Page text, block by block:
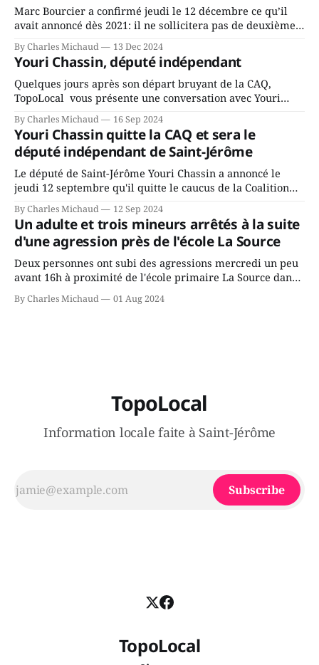
Marc Bourcier a confirmé jeudi le 12 décembre ce qu’il
avait annoncé dès 2021: il ne sollicitera pas de deuxième
mandat à titre de maire de Saint-Jérôme. Bourcier en a
fait l’annonce en s’adressant aux employés de la ville,
rassemblés en soirée pour leur traditionnel souper
By Charles Michaud 13 Dec 2024
Youri Chassin, député indépendant
Quelques jours après son départ bruyant de la CAQ,
TopoLocal vous présente une conversation avec Youri
Chassin. Nous avons causé de sa décision. Y songeait-il
depuis longtemps? Sera-t-il candidat indépendant dans 2
ans? Joindrait-il un autre parti, par exemple les
conservateurs d’Éric Duhaime? Que lui
By Charles Michaud 16 Sep 2024
Youri Chassin quitte la CAQ et sera le
député indépendant de Saint-Jérôme
Le député de Saint-Jérôme Youri Chassin a annoncé le
jeudi 12 septembre qu'il quitte le caucus de la Coalition
Avenir Québec de François Legault parce qu'il est déçu du
gouvernement de la CAQ, surtout de son incapacité, qu'il
juge chronique, à offrir des
By Charles Michaud 12 Sep 2024
Un adulte et trois mineurs arrêtés à la suite
d'une agression près de l'école La Source
Deux personnes ont subi des agressions mercredi un peu
avant 16h à proximité de l'école primaire La Source dans
le secteur Bellefeuille de Saint-Jérôme. L'une de deux
victimes aurait été écrasée sous un véhicule et aspergée
By Charles Michaud 01 Aug 2024
TopoLocal
Information locale faite à Saint-Jérôme
Subscribe
TopoLocal